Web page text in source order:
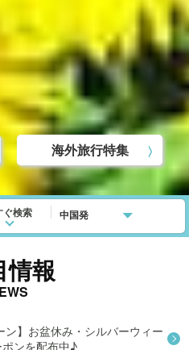
海外旅行特集 >
ぐ検索
情報
ン】お盆休み・シルバーウィー
ンを配布中♪